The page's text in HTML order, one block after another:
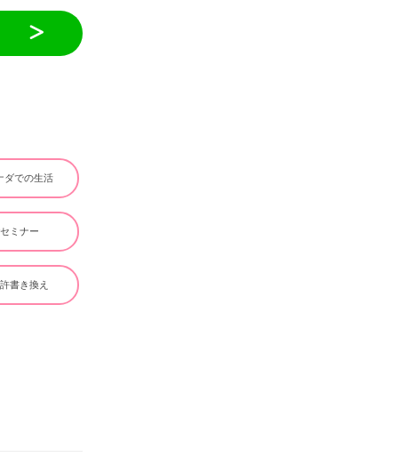
ダでの生活
ミナー
書き換え